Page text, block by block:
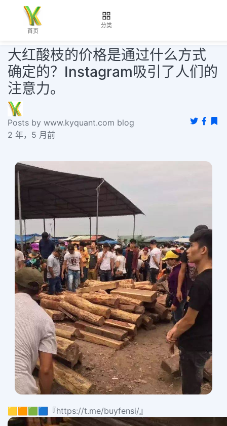
首页
分类
大红酸枝的价格是通过什么方式
确定的？Instagram吸引了人们的
注意力。
Posts by www.kyquant.com blog
2 年，5 月前
🟨🟧🟩🟦『https://t.me/buyfensi/』